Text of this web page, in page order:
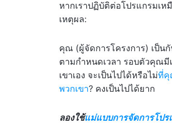
หากเราปฏิบัติต่อโปรแกรมเห
เหตุผล:
คุณ (ผู้จัดการโครงการ) เป็น
ตามกำหนดเวลา รอบตัวคุณมี
เขาเอง จะเป็นไปได้หรือไม่ที่คุ
พวกเขา? คงเป็นไปได้ยาก
ลองใช้แม่แบบการจัดการโปร